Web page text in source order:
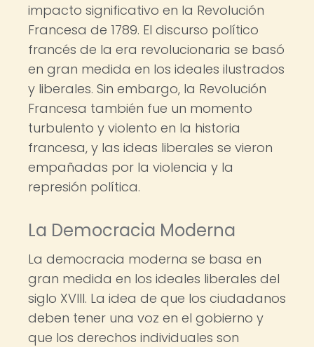
impacto significativo en la Revolución
Francesa de 1789. El discurso político
francés de la era revolucionaria se basó
en gran medida en los ideales ilustrados
y liberales. Sin embargo, la Revolución
Francesa también fue un momento
turbulento y violento en la historia
francesa, y las ideas liberales se vieron
empañadas por la violencia y la
represión política.
La Democracia Moderna
La democracia moderna se basa en
gran medida en los ideales liberales del
siglo XVIII. La idea de que los ciudadanos
deben tener una voz en el gobierno y
que los derechos individuales son